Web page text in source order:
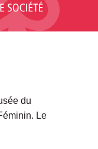
du
Le